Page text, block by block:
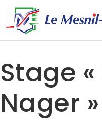
Stage
Nager »